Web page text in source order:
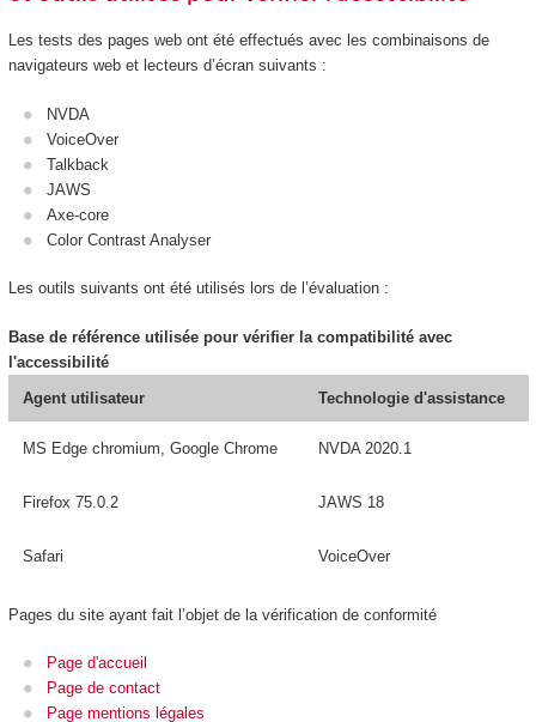
Les tests des pages web ont été effectués avec les combinaisons de
navigateurs web et lecteurs d’écran suivants :
NVDA
VoiceOver
Talkback
JAWS
Axe-core
Color Contrast Analyser
Les outils suivants ont été utilisés lors de l’évaluation :
Base de référence utilisée pour vérifier la compatibilité avec
l'accessibilité
Agent utilisateur
Technologie d'assistance
MS Edge chromium, Google Chrome NVDA 2020.1
Firefox 75.0.2 JAWS 18
Safari VoiceOver
Pages du site ayant fait l’objet de la vérification de conformité
Page d'accueil
Page de contact
Page mentions légales